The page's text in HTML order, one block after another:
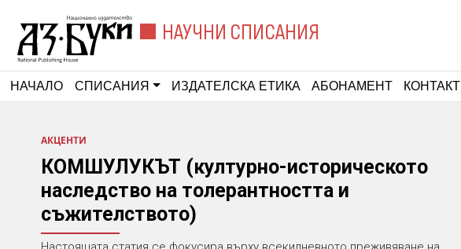
НАУЧНИ СПИСАНИЯ
НАЧАЛО СПИСАНИЯ ИЗДАТЕЛСКА ЕТИКА АБОНАМЕНТ КОНТАКТ
АКЦЕНТИ
КОМШУЛУКЪТ (културно-историческото
наследство на толерантността и
съжителството)